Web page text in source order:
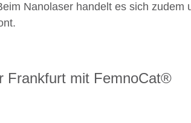
Nanolaser handelt es sich zudem
Frankfurt mit FemnoCat®